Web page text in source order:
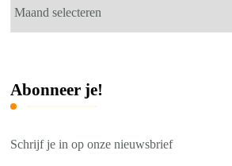
Abonneer je!
Schrijf je in op onze nieuwsbrief